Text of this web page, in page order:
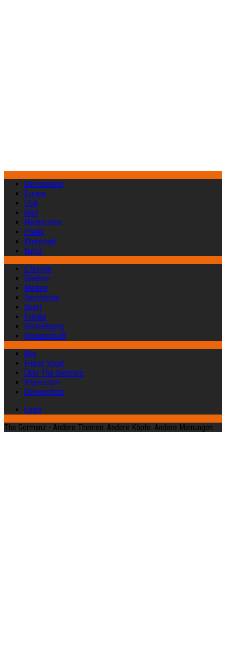
Deutschland
Europa
USA
Welt
Nachrichten
Politik
Wirtschaft
Kultur
Lifestyle
Glauben
Medien
Geschichte
Sport
Familie
Verteidigung
Wissenschaft
Abo
Früher Vogel
Über The Germanz
Impressum
Datenschutz
Login
The Germanz - Andere Themen. Andere Köpfe. Andere Meinungen.